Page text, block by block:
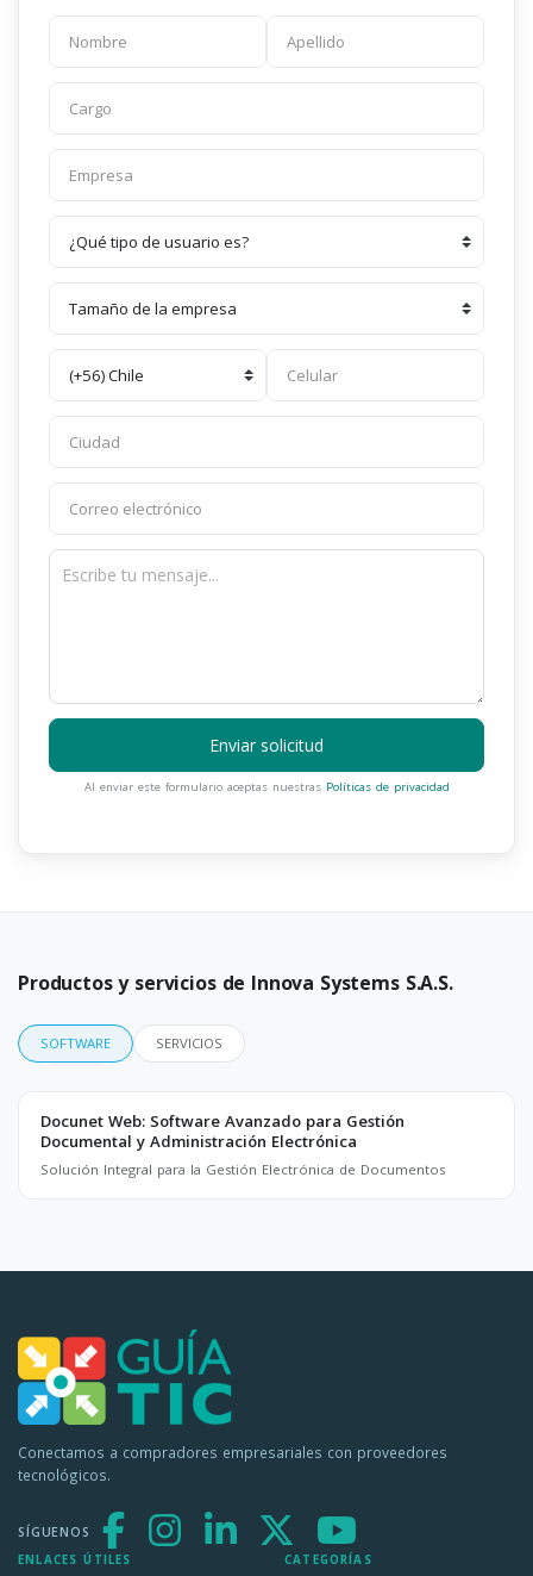
Al enviar este formulario aceptas nuestras Políticas de privacidad
Enviar solicitud
Productos y servicios de Innova Systems S.A.S.
SOFTWARE SERVICIOS
Docunet Web: Software Avanzado para Gestión
Documental y Administración Electrónica
Solución Integral para la Gestión Electrónica de Documentos
Conectamos a compradores empresariales con proveedores
tecnológicos.
SÍGUENOS
ENLACES ÚTILES CATEGORÍAS